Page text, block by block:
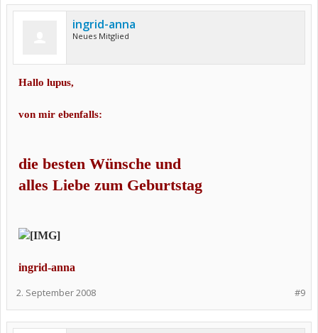
ingrid-anna
Neues Mitglied
Hallo lupus,
von mir ebenfalls:
die besten Wünsche und
alles Liebe zum Geburtstag
ingrid-anna
#9
2. September 2008